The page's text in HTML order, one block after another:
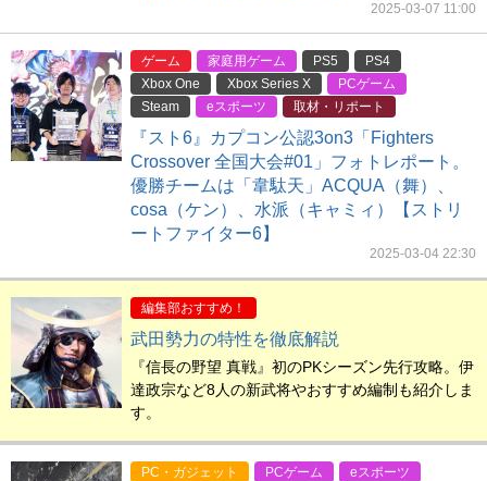
2025-03-07 11:00
ゲーム 家庭用ゲーム PS5
PS4
Xbox One
Xbox Series X
PCゲーム
Steam
eスポーツ 取材・リポート
『スト6』カプコン公認3on3「Fighters
Crossover 全国大会#01」フォトレポート。
優勝チームは「韋駄天」ACQUA（舞）、
cosa（ケン）、水派（キャミィ）【ストリ
ートファイター6】
2025-03-04 22:30
編集部おすすめ！
武田勢力の特性を徹底解説
『信長の野望 真戦』初のPKシーズン先行攻略。伊
達政宗など8人の新武将やおすすめ編制も紹介しま
す。
PC・ガジェット PCゲーム
eスポーツ